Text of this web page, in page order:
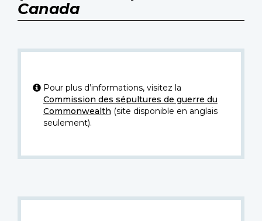
Canada
Pour plus d’informations, visitez la
Commission des sépultures de guerre du
Commonwealth (site disponible en anglais
seulement).